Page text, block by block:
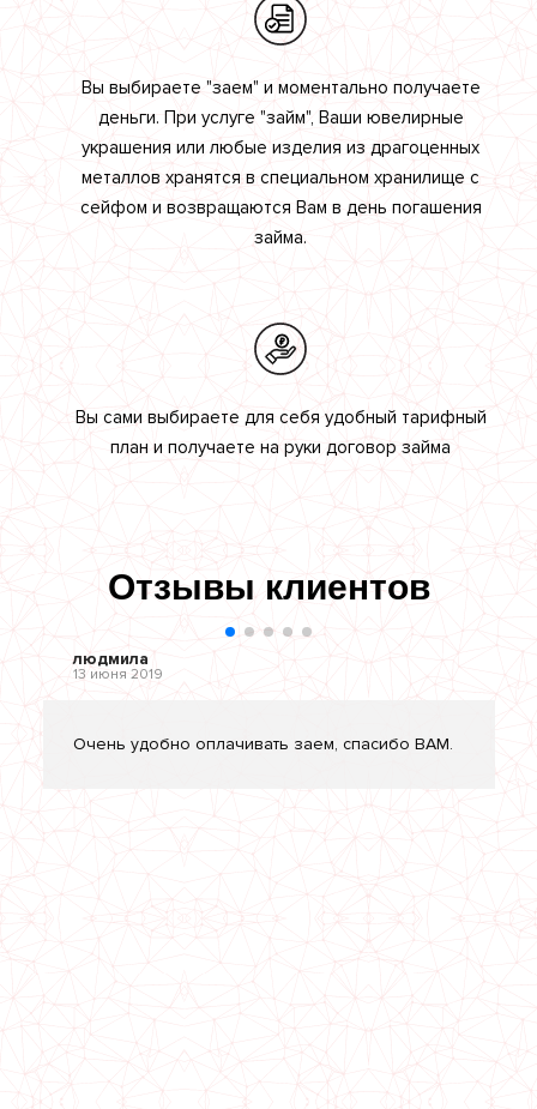
Вы выбираете "заем" и моментально получаете
деньги. При услуге "займ", Ваши ювелирные
украшения или любые изделия из драгоценных
металлов хранятся в специальном хранилище с
сейфом и возвращаются Вам в день погашения
займа.
Вы сами выбираете для себя удобный тарифный
план и получаете на руки договор займа
Отзывы клиентов
людмила
13 июня 2019
Очень удобно оплачивать заем, спасибо ВАМ.